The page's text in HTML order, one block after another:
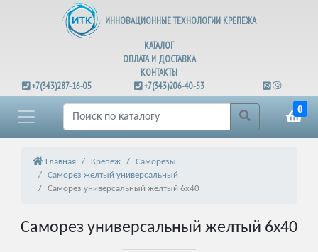
ИННОВАЦИОННЫЕ ТЕХНОЛОГИИ КРЕПЕЖА
КАТАЛОГ
ОПЛАТА И ДОСТАВКА
КОНТАКТЫ
+7(343)287-16-05
+7(343)206-40-53
0
Главная Крепеж
Саморезы
Саморез желтый универсальный
Саморез универсальный желтый 6х40
Саморез универсальный желтый 6х40